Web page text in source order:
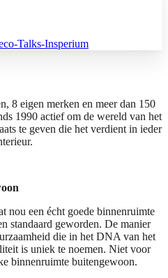
Talks-Insperium
8 eigen merken en meer dan 150
1990 actief om de wereld van het
te geven die het verdient in ieder
een écht goede binnenruimte
standaard geworden. De manier
die in het DNA van het
is uniek te noemen. Niet voor
binnenruimte buitengewoon.